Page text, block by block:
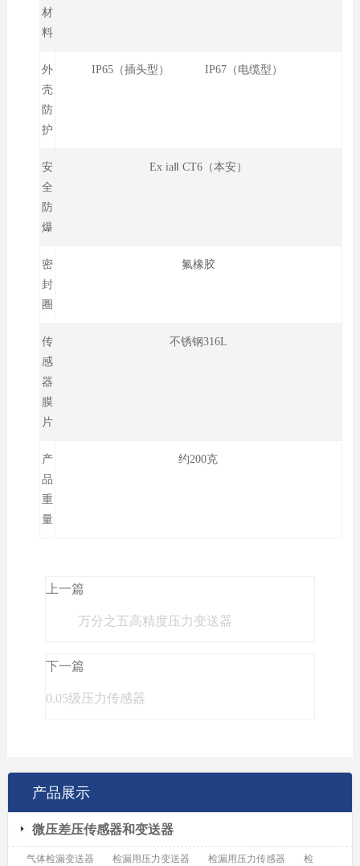
材
料
外
壳
防
护
IP65（插头型） IP67（电缆型）
安
全
防
爆
Ex iaⅡ CT6（本安）
密
封
圈
氟橡胶
传
感
器
膜
片
不锈钢316L
产
品
重
量
约200克
上一篇
万分之五高精度压力变送器
下一篇
0.05级压力传感器
产品展示
微压差压传感器和变送器
气体检漏变送器 检漏用压力变送器 检漏用压力传感器 检